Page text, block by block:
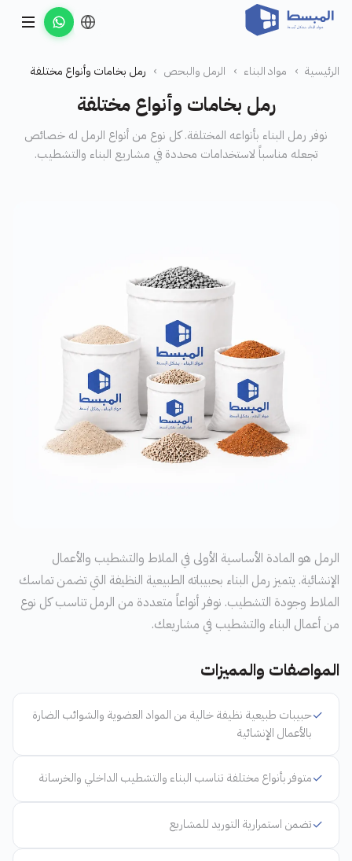
الرئيسية › مواد البناء › الرمل والبحص › رمل بخامات وأنواع مختلفة
رمل بخامات وأنواع مختلفة
نوفر رمل البناء بأنواعه المختلفة. كل نوع من أنواع الرمل له خصائص
تجعله مناسباً لاستخدامات محددة في مشاريع البناء والتشطيب.
الرمل هو المادة الأساسية الأولى في الملاط والتشطيب والأعمال
الإنشائية. يتميز رمل البناء بحبيباته الطبيعية النظيفة التي تضمن تماسك
الملاط وجودة التشطيب. نوفر أنواعاً متعددة من الرمل تناسب كل نوع
من أعمال البناء والتشطيب في مشاريعك.
المواصفات والمميزات
✓حبيبات طبيعية نظيفة خالية من المواد العضوية والشوائب الضارة
بالأعمال الإنشائية
✓متوفر بأنواع مختلفة تناسب البناء والتشطيب الداخلي والخرسانة
✓تضمن استمرارية التوريد للمشاريع